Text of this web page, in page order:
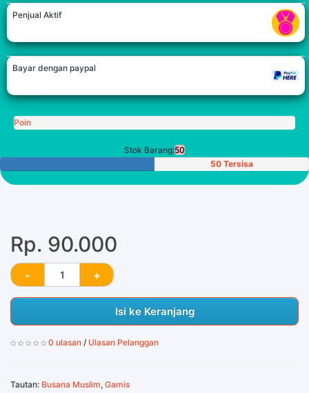
Penjual Aktif
Bayar dengan paypal
Poin
Stok Barang:50
50 Tersisa
Rp. 90.000
Isi ke Keranjang
0 ulasan / Ulasan Pelanggan
Tautan: Busana Muslim, Gamis